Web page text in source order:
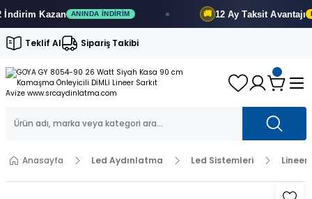
Kazan ANINDA İNDIRIM 12 Ay Taksit Avantajı
Teklif Al Sipariş Takibi
Anasayfa Led Aydınlatma Led Sistemleri Lineer